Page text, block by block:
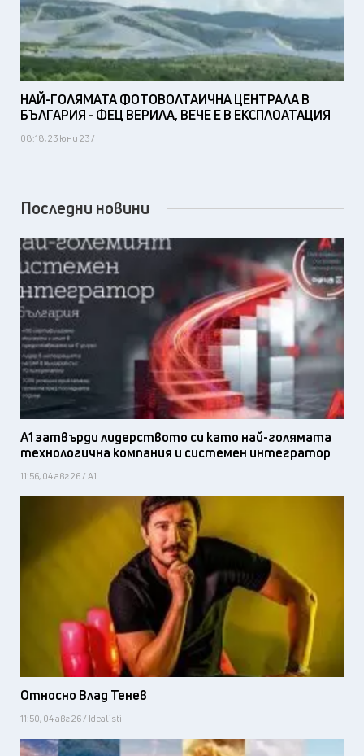
НАЙ-ГОЛЯМАТА ФОТОВОЛТАИЧНА ЦЕНТРАЛА В
БЪЛГАРИЯ - ФЕЦ ВЕРИЛА, ВЕЧЕ Е В ЕКСПЛОАТАЦИЯ
08:18, 23 юни 23 /
Последни новини
А1 затвърди лидерството си като най-голямата
технологична компания и системен интегратор
11:56, 04 авг 26 / А1
Относно Влад Тенев
11:50, 04 авг 26 / Idealisti